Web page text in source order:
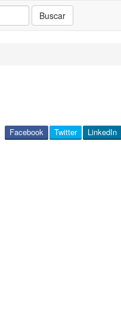
Buscar
LinkedIn
Twitter
Facebook